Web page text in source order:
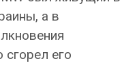
а в
его